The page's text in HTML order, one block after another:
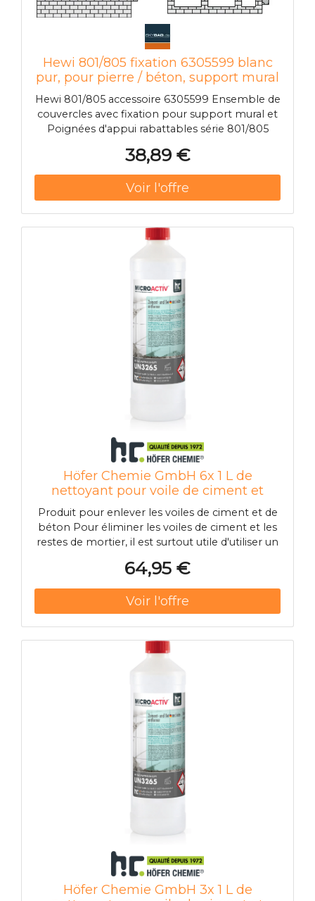
Hewi 801/805 fixation 6305599 blanc
pur, pour pierre / béton, support mural
/ Poignées d'appui rabattables
Hewi 801/805 accessoire 6305599 Ensemble de
couvercles avec fixation pour support mural et
Poignées d'appui rabattables série 801/805
801/805 Classic . Pour la fixation aux murs en:
brique pleine Brique silico-calcaire perforée
Bloc creux en béton Brique perforée
verticalement Blocs creux en béton léger
Béton léger sans pores. Se compose de: 2 vis
en acier inoxydable 2 manches d'ancre 2
manches perforées Ø 18 mm 2 capuchons en
inférieures en polyamide noir. Numéro
d'agrément général du bâtiment: Z-21.3-1830. A
fournir également: Mortier d'injection (N ° de
commande HEWI: 200266) ou à commander
sur place: Mortier d'injection HIT-HY 70 de Hilti
38,89 €
Höfer Chemie GmbH 6x 1 L de
nettoyant pour voile de ciment et
béton en bouteille
Produit pour enlever les voiles de ciment et de
béton Pour éliminer les voiles de ciment et les
restes de mortier, il est surtout utile d'utiliser un
réellement les films de ciment. Souvent, ces
derniers ne sont recouverts que par des
produits à base d'huile ou de cire, ce qui n'est
pas une solution durable, car le voile réapparaît.
Le décapant pour voile de ciment et de béton
MICROACTIV® dissout et élimine les salissures
de surface comme : résidus de mortier voile de
les dépôts de rouille et de calcaire Il est
composé d'un mélange d'acides spéciaux ainsi
que de composants renforçant le nettoyage. Le
grand avantage du décapant pour ciment et
voile de béton MICROACTIV® est qu'il n'est pas
à base d'acide chlorhydrique et qu'il pourrait
donc être utilisé sur des surfaces sensibles aux
acides après avoir été testé à des endroits peu
attaqués par les vapeurs comme dans le cas de
l'acide chlorhydrique. Il n'est PAS nécessaire
d'aérer autant les pièces lors du traitement, car
il n'y a pas de vapeurs d'acide chlorhydrique. Le
produit n'est pas aussi FORTEMENT corrosif
64,95 €
Höfer Chemie GmbH 3x 1 L de